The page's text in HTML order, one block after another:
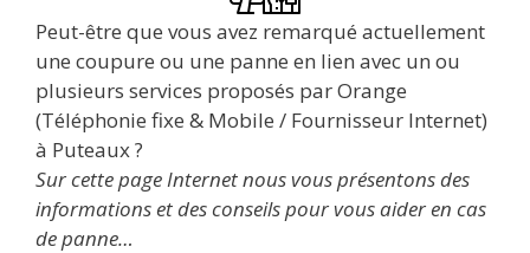
Peut-être que vous avez remarqué actuellement
une coupure ou une panne en lien avec un ou
plusieurs services proposés par Orange
(Téléphonie fixe & Mobile / Fournisseur Internet)
à Puteaux ?
Sur cette page Internet nous vous présentons des
informations et des conseils pour vous aider en cas
de panne…